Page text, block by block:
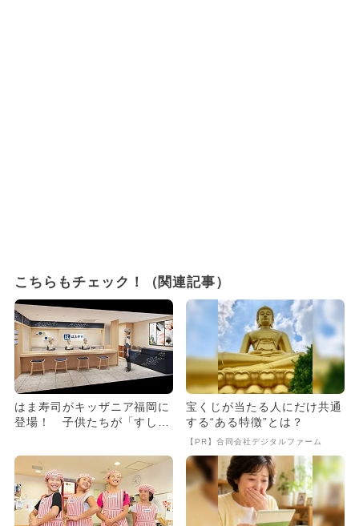
こちらもチェック！（関連記事）
はま寿司がキッザニア福岡に
登場！ 子供たちが「すし職
宝くじが当たる人にだけ共通
する“ある特徴”とは？
【PR】合同会社デジタルファーム